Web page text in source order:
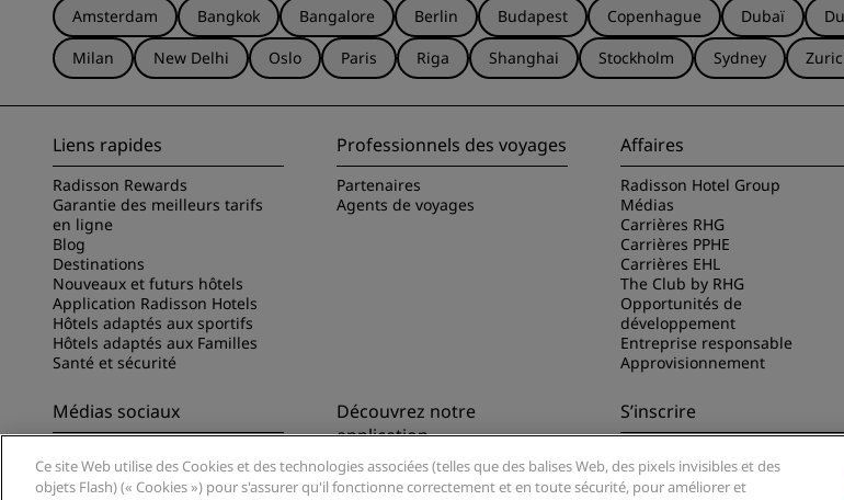
Amsterdam Bangkok Bangalore Berlin Budapest Copenhague Dubaï
Milan
New Delhi Oslo Paris Riga Shanghai Stockholm Sydney
Liens rapides
Radisson Rewards
Garantie des meilleurs tarifs
en ligne
Blog
Destinations
Nouveaux et futurs hôtels
Application Radisson Hotels
Hôtels adaptés aux sportifs
Hôtels adaptés aux Familles
Santé et sécurité
Professionnels des voyages
Partenaires
Agents de voyages
Affaires
Radisson Hotel Group
Médias
Carrières RHG
Carrières PPHE
Carrières EHL
The Club by RHG
Opportunités de
développement
Entreprise responsable
Approvisionnement
Médias sociaux
Découvrez notre
application
Découvrez l’appli Radisson Hotels
S’inscrire
offres les plus populaires
Ce site Web utilise des Cookies et des technologies associées (telles que des balises Web, des pixels invisibles et des
objets Flash) (« Cookies ») pour s'assurer qu'il fonctionne correctement et en toute sécurité, pour améliorer et